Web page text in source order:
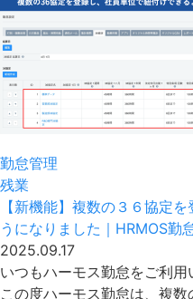
勤怠管理
残業
【新機能】複数の３６協定
うになりました｜HRMOS勤
2025.09.17
いつもハーモス勤怠をご利用
この度ハーモス勤怠は、複